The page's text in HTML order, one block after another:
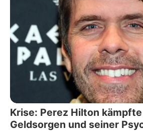
Krise: Perez Hilton
Geldsorgen und seiner